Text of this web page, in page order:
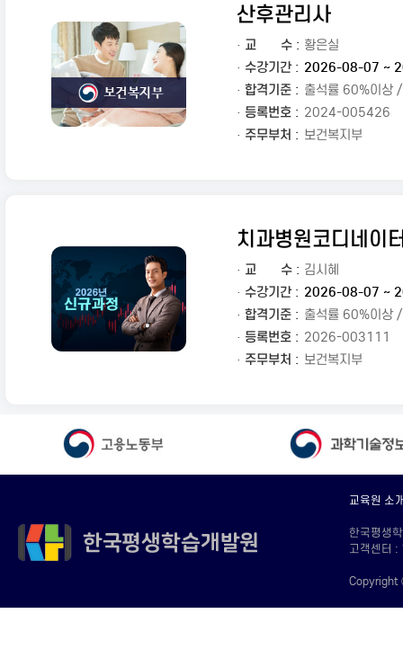
산후관리사
· 교 수 : 황은실
· 수강기간 : 2026-08-07 ~
· 합격기준 : 출석률 60%이상
· 등록번호 : 2024-005426
· 주무부처 : 보건복지부
치과병원코디네이
· 교 수 : 김시혜
· 수강기간 : 2026-08-07 ~
· 합격기준 : 출석률 60%이상
· 등록번호 : 2026-003111
· 주무부처 : 보건복지부
교육원 소
한국평생
고객센터 :
Copyright